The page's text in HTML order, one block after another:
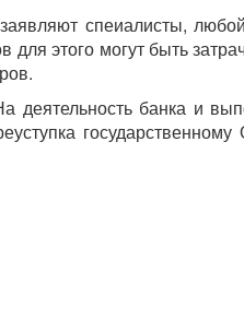
спеиалисты,
этого могут быть
деятельность банка и